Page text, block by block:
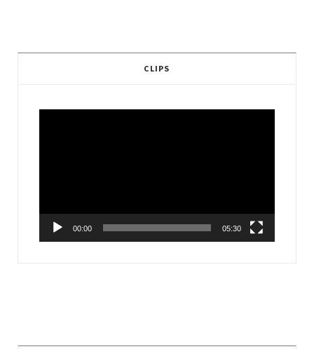
CLIPS
00:00 05:30